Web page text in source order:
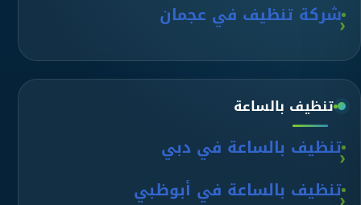
شركة تنظيف في عجمان
تنظيف بالساعة
تنظيف بالساعة في دبي
تنظيف بالساعة في أبوظبي